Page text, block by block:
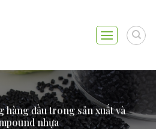
hàng đầu trong sản xuất và
nhựa